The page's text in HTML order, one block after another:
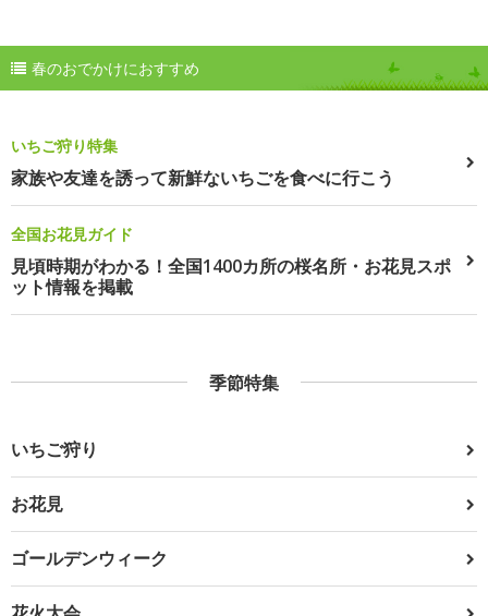
春のおでかけにおすすめ
いちご狩り特集
家族や友達を誘って新鮮ないちごを食べに行こう
全国お花見ガイド
見頃時期がわかる！全国1400カ所の桜名所・お花見スポ
ット情報を掲載
季節特集
いちご狩り
お花見
ゴールデンウィーク